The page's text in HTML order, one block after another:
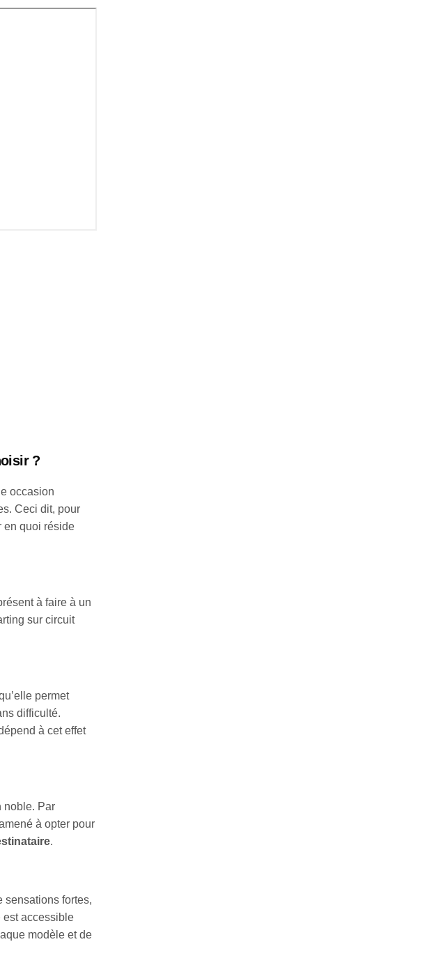
?
occasion
Ceci dit, pour
en quoi réside
à faire à un
sur circuit
permet
difficulté.
à cet effet
noble. Par
à opter pour
.
sensations fortes,
est accessible
modèle et de